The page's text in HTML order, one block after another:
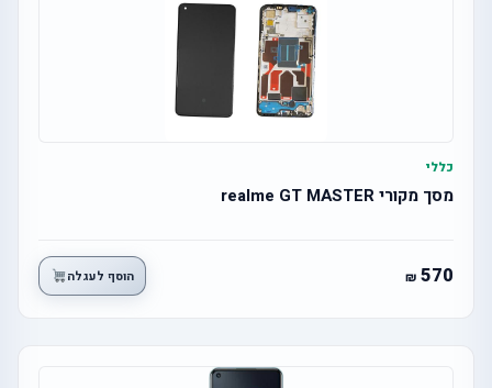
כללי
מסך מקורי realme GT MASTER
570 הוסף לעגלה